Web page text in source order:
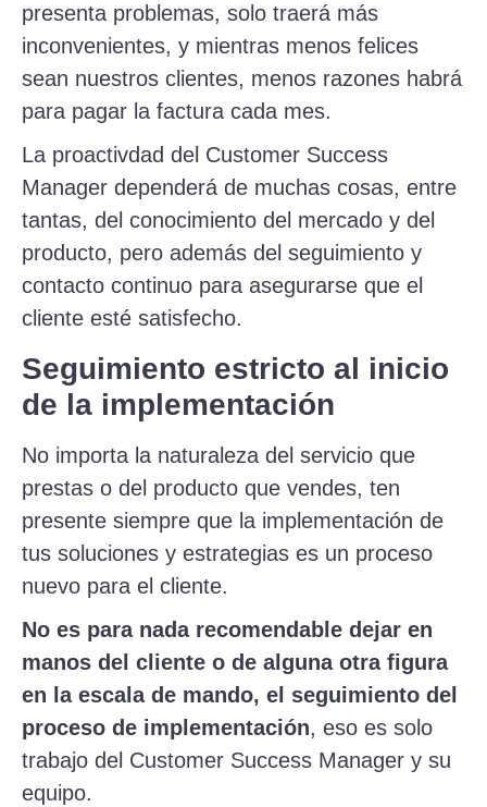
presenta problemas, solo traerá más
inconvenientes, y mientras menos felices
sean nuestros clientes, menos razones habrá
para pagar la factura cada mes.
La proactivdad del Customer Success
Manager dependerá de muchas cosas, entre
tantas, del conocimiento del mercado y del
producto, pero además del seguimiento y
contacto continuo para asegurarse que el
cliente esté satisfecho.
Seguimiento estricto al inicio
de la implementación
No importa la naturaleza del servicio que
prestas o del producto que vendes, ten
presente siempre que la implementación de
tus soluciones y estrategias es un proceso
nuevo para el cliente.
No es para nada recomendable dejar en
manos del cliente o de alguna otra figura
en la escala de mando, el seguimiento del
proceso de implementación, eso es solo
trabajo del Customer Success Manager y su
equipo.